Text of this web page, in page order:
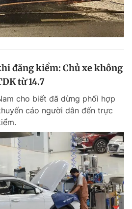
Bạn cần biết
thoại
đăng kiểm: Chủ xe không
từ 14.7
cho biết đã dừng phối hợp
cáo người dân đến trực